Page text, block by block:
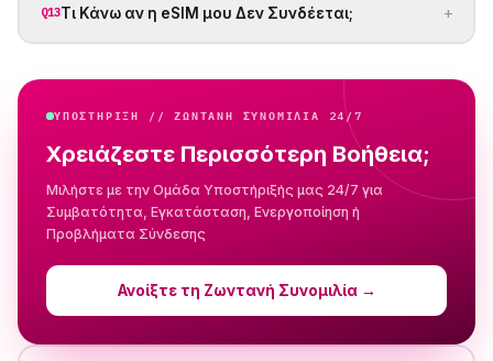
Q13Τι Κάνω αν η eSIM μου Δεν Συνδέεται; +
ΥΠΟΣΤΉΡΙΞΗ // ΖΩΝΤΑΝΗ ΣΥΝΟΜΙΛΙΑ 24/7
Χρειάζεστε Περισσότερη Βοήθεια;
Μιλήστε με την Ομάδα Υποστήριξής μας 24/7 για
Συμβατότητα, Εγκατάσταση, Ενεργοποίηση ή
Προβλήματα Σύνδεσης
Ανοίξτε τη Ζωντανή Συνομιλία→